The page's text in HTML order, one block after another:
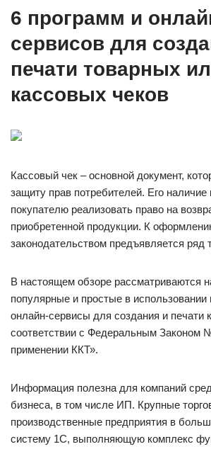
6 программ и
сервисов для
печати товарных
кассовых чеков
Кассовый чек – основной документ,
защиту прав потребителей. Его наличие
покупателю реализовать право на
приобретенной продукции. К
законодательством предъявляется ряд
В настоящем обзоре рассматриваются
популярные и простые в
онлайн-сервисы для создания и печати
соответствии с Федеральным Законом
применении ККТ».
Информация полезна для компаний
бизнеса, в том числе ИП. Крупные
производственные предприятия в
систему 1С, выполняющую комплекс